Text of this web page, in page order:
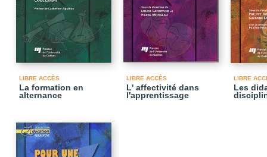
LIBRE ACCÈS
La formation en
alternance
LIBRE ACCÈS
L' affectivité dans
l'apprentissage
LIBRE
Les